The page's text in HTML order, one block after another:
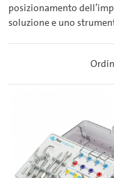
posizionamento
soluzione e uno